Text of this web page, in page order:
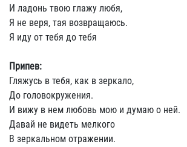
И ладонь твою глажу любя,
Я не веря, тая возвращаюсь.
Я иду от тебя до тебя
Припев:
Гляжусь в тебя, как в зеркало,
До головокружения.
И вижу в нем любовь мою и думаю о ней.
Давай не видеть мелкого
В зеркальном отражении.